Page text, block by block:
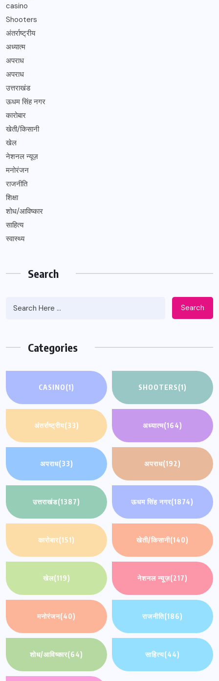
casino
Shooters
अंतर्राष्ट्रीय
अध्यात्म
अपराध
अपराध
उत्तराखंड
ऊधम सिंह नगर
कारोबार
खेती/किसानी
खेल
नेशनल न्यूज़
मनोरंजन
राजनीति
शिक्षा
शोध/आविष्कार
साहित्य
स्वास्थ्य
Search
Search
Categories
CASINO(1) SHOOTERS(1)
अंतर्राष्ट्रीय(33) अध्यात्म(164)
अपराध(33) अपराध(192)
उत्तराखंड(1387) ऊधम सिंह नगर(1874)
कारोबार(151) खेती/किसानी(140)
खेल(119) नेशनल न्यूज़(217)
मनोरंजन(40) राजनीति(186)
शोध/आविष्कार(64) साहित्य(44)